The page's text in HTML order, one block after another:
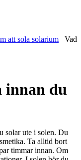
att sola solarium
Vad
innan du
solar ute i solen. Du
Ta alltid bort
timmar innan. Om